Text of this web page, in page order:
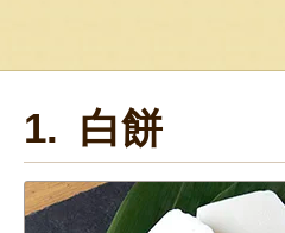
1. 白餅